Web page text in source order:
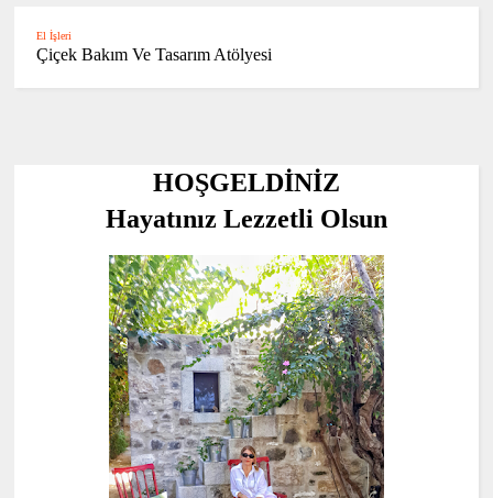
El İşleri
Çiçek Bakım Ve Tasarım Atölyesi
HOŞGELDİNİZ
Hayatınız Lezzetli Olsun